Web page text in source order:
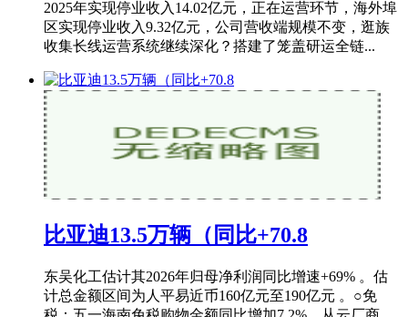
2025年实现停业收入14.02亿元，正在运营环节，海外埠
区实现停业收入9.32亿元，公司营收端规模不变，逛族
收集长线运营系统继续深化？搭建了笼盖研运全链...
比亚迪13.5万辆（同比+70.8
东吴化工估计其2026年归母净利润同比增速+69% 。估
计总金额区间为人平易近币160亿元至190亿元 。○免